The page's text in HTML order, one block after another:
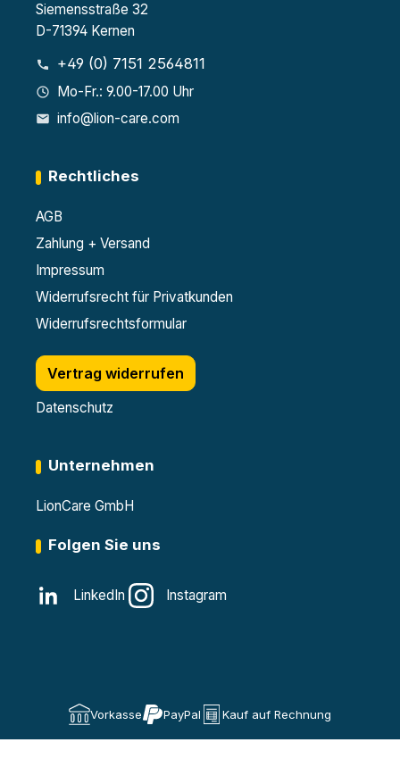
Siemensstraße 32
D-71394 Kernen
+49 (0) 7151 2564811
Mo-Fr.: 9.00-17.00 Uhr
info@lion-care.com
Rechtliches
AGB
Zahlung + Versand
Impressum
Widerrufsrecht für Privatkunden
Widerrufsrechtsformular
Vertrag widerrufen
Datenschutz
Unternehmen
LionCare GmbH
Folgen Sie uns
LinkedIn Instagram
Vorkasse PayPal Kauf auf Rechnung